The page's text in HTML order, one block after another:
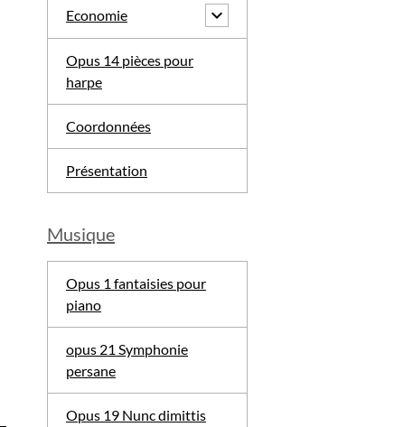
Economie
Opus 14 pièces pour
harpe
Coordonnées
Présentation
Musique
Opus 1 fantaisies pour
piano
opus 21 Symphonie
persane
Opus 19 Nunc dimittis